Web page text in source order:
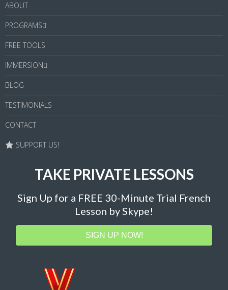
ABOUT
PROGRAMS
FREE TOOLS
IMMERSION
BLOG
TESTIMONIALS
CONTACT
SUPPORT US!
TAKE PRIVATE LESSONS
Sign Up for a FREE 30-Minute Trial French
Lesson by Skype!
SIGN UP NOW!